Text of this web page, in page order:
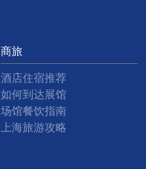
商旅
酒店住宿推荐
如何到达展馆
场馆餐饮指南
上海旅游攻略